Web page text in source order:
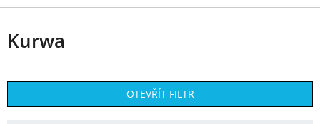
Kurwa
OTEVŘÍT FILTR